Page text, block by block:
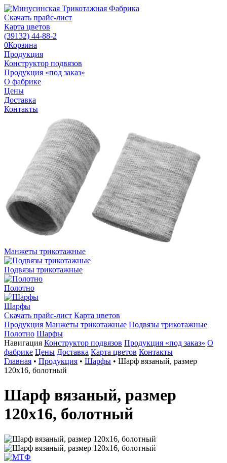
Скачать прайс-лист
Карта цветов
(39132) 44-88-2
0Корзина
Продукция
Конструктор подвязов
Продукция «под заказ»
О фабрике
Цены
Доставка
Контакты
Манжеты трикотажные
Подвязы трикотажные
Полотно
Шарфы
Скачать прайс-лист Карта цветов
Продукция Манжеты трикотажные Подвязы трикотажные
Полотно Шарфы
Навигация Конструктор подвязов Продукция «под заказ» О
фабрике Цены Доставка Карта цветов Контакты
Главная • Продукция • Шарфы • Шарф вязаный, размер
120х16, болотный
Шарф вязаный, размер
120х16, болотный